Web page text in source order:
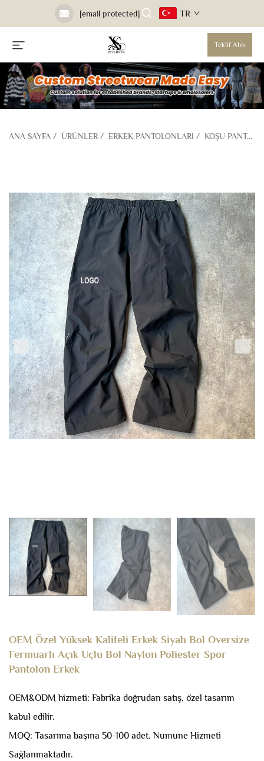
[email protected] TR
Teklif Alın
ANA SAYFA / ÜRÜNLER/ ERKEK PANTOLONLARI / KOŞU PANTOLONU
OEM Özel Yüksek Kaliteli Erkek Siyah Bol Oversize
Fermuarlı Açık Uçlu Bol Naylon Poliester Spor
Pantolon Erkek
OEM&ODM hizmeti: Fabrika doğrudan satış, özel tasarım
kabul edilir.
MOQ: Tasarıma başına 50-100 adet. Numune Hizmeti
Sağlanmaktadır.